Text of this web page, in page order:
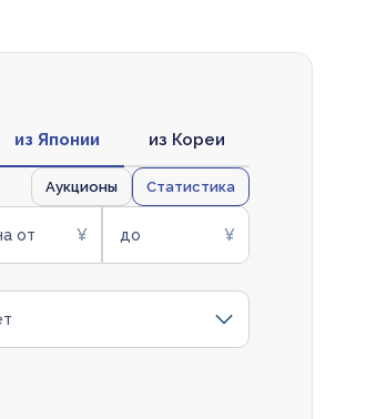
из Японии из Кореи
Аукционы Статистика
от до